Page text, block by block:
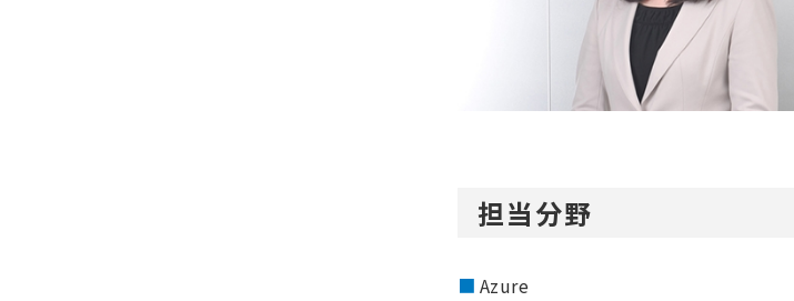
担当分野
Azure